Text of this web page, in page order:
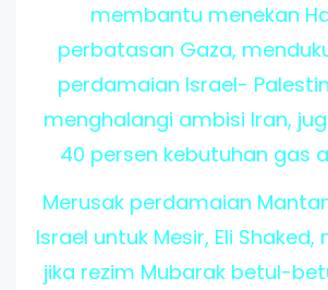
membantu menekan
perbatasan Gaza,
perdamaian Israel-
menghalangi ambisi Iran,
40 persen kebutuhan gas
Merusak perdamaian
Israel untuk Mesir, Eli
jika rezim Mubarak betul-